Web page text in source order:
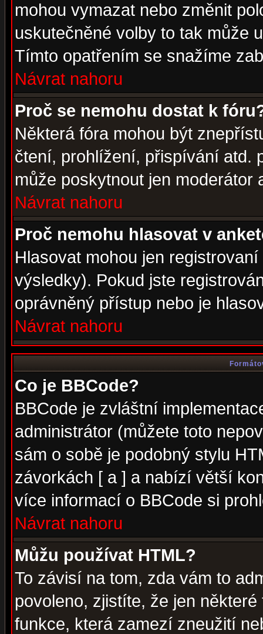
mohou vymazat nebo změnit
uskutečněné volby to tak může
Tímto opatřením se snažíme
Návrat nahoru
Proč se nemohu dostat k
Některá fóra mohou být
čtení, prohlížení, přispívání atd.
může poskytnout jen moderátor
Návrat nahoru
Proč nemohu hlasovat v
Hlasovat mohou jen
výsledky). Pokud jste
oprávněný přístup nebo je
Návrat nahoru
Co je BBCode?
BBCode je zvláštní
administrátor (můžete toto
sám o sobě je podobný stylu
závorkách [ a ] a nabízí větší
více informací o BBCode si
Návrat nahoru
Můžu používat HTML?
To závisí na tom, zda vám to
povoleno, zjistíte, že jen
funkce, která zamezí zneužití